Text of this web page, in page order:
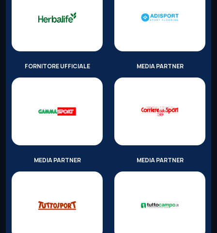
FORNITORE UFFICIALE MEDIA PARTNER
MEDIA PARTNER MEDIA PARTNER